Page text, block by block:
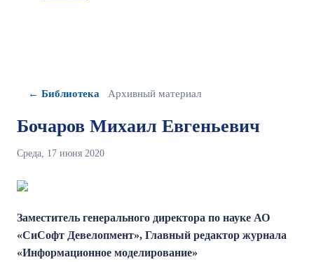
← Библиотека Архивный материал
Бочаров Михаил Евгеньевич
Среда, 17 июня 2020
Заместитель генерального директора по науке АО
«СиСофт Девелопмент», Главный редактор журнала
«Информационное моделирование»